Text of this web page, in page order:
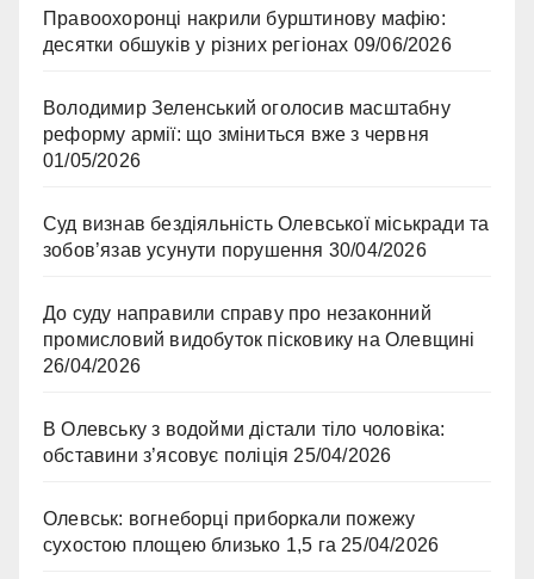
Правоохоронці накрили бурштинову мафію:
десятки обшуків у різних регіонах 09/06/2026
Володимир Зеленський оголосив масштабну
реформу армії: що зміниться вже з червня
01/05/2026
Суд визнав бездіяльність Олевської міськради та
зобов’язав усунути порушення 30/04/2026
До суду направили справу про незаконний
промисловий видобуток пісковику на Олевщині
26/04/2026
В Олевську з водойми дістали тіло чоловіка:
обставини з’ясовує поліція 25/04/2026
Олевськ: вогнеборці приборкали пожежу
сухостою площею близько 1,5 га 25/04/2026